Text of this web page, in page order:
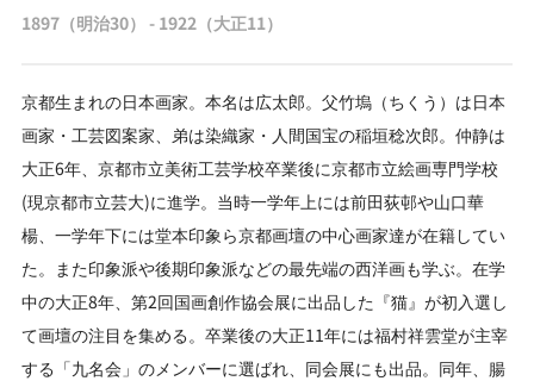
1897（明治30） - 1922（大正11）
京都生まれの日本画家。本名は広太郎。父竹塢（ちくう）は日本
画家・工芸図案家、弟は染織家・人間国宝の稲垣稔次郎。仲静は
大正6年、京都市立美術工芸学校卒業後に京都市立絵画専門学校
(現京都市立芸大)に進学。当時一学年上には前田荻邨や山口華
楊、一学年下には堂本印象ら京都画壇の中心画家達が在籍してい
た。また印象派や後期印象派などの最先端の西洋画も学ぶ。在学
中の大正8年、第2回国画創作協会展に出品した『猫』が初入選し
て画壇の注目を集める。卒業後の大正11年には福村祥雲堂が主宰
する「九名会」のメンバーに選ばれ、同会展にも出品。同年、腸